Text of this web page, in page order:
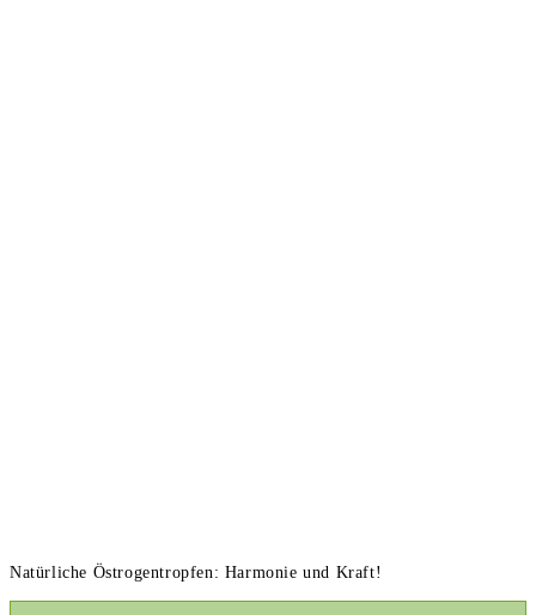
Natürliche Östrogentropfen: Harmonie und Kraft!